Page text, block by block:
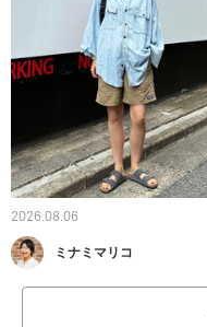
2026.08.06
ミナミマリコ